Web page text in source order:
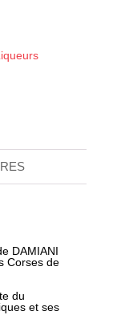
DAMIANI
Corses de
du
et ses